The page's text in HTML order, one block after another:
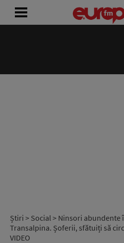
Știri > Social> Ninsori abundente
Transalpina. Șoferii, sfătuiți să
VIDEO